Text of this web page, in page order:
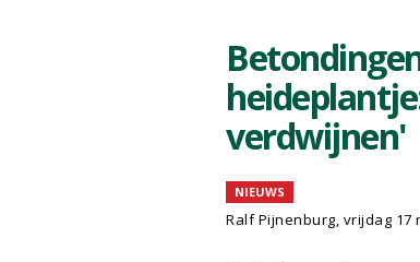
verdwijnen'
NIEUWS
Ralf Pijnenburg, vrijdag 17